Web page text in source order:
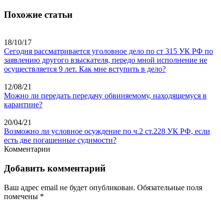
Похожие статьи
18/10/17
Сегодня рассматривается уголовное дело по ст 315 УК РФ по
заявлению другого взыскателя, передо мной исполнение не
осуществляется 9 лет. Как мне вступить в дело?
12/08/21
Можно ли передать передачу обвиняемому, находящемуся в
карантине?
20/04/21
Возможно ли условное осуждение по ч.2 ст.228 УК РФ, если
есть две погашенные судимости?
Комментарии
Добавить комментарий
Ваш адрес email не будет опубликован. Обязательные поля
помечены *